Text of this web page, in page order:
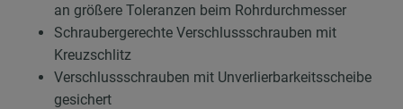
an größere Toleranzen beim Rohrdurchmesser
Schraubergerechte Verschlussschrauben mit
Kreuzschlitz
Verschlussschrauben mit Unverlierbarkeitsscheibe
gesichert